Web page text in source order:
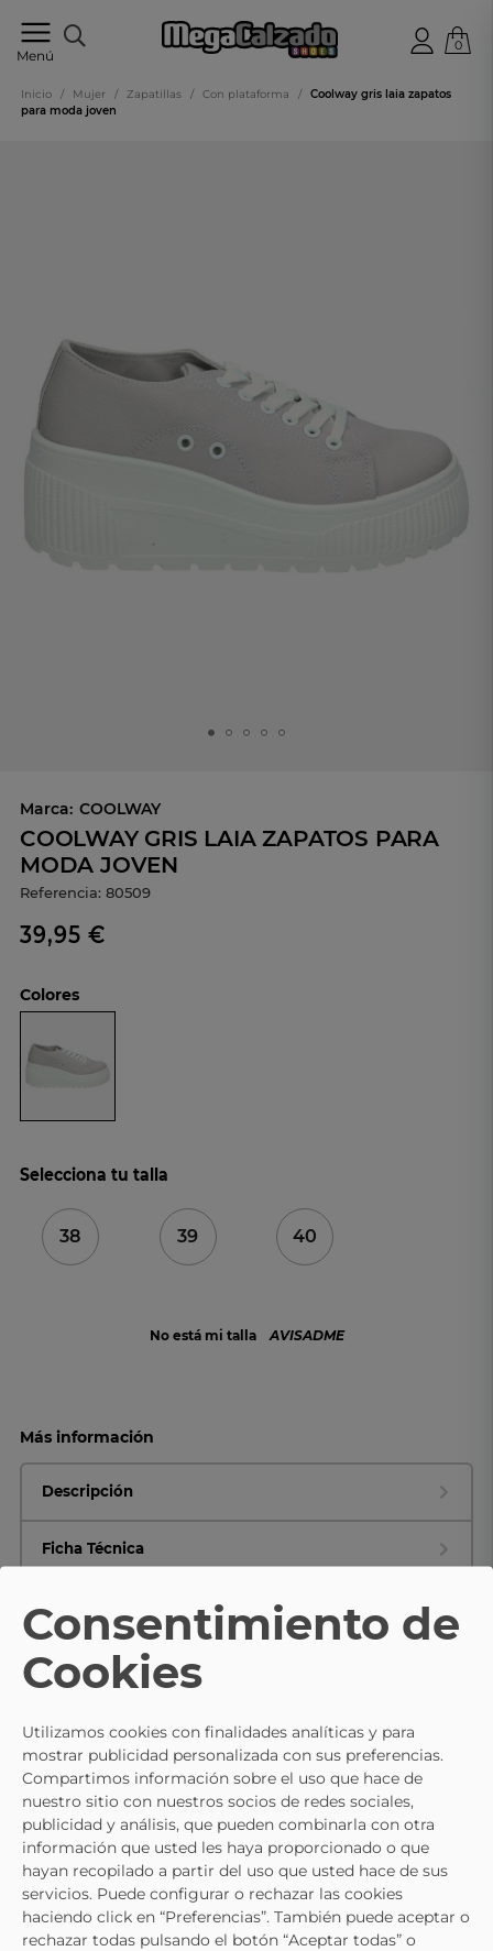
Menú
online
0
Inicio / Mujer / Zapatillas / Con plataforma /
Coolway gris laia zapatos
para moda joven
Marca: COOLWAY
COOLWAY GRIS LAIA ZAPATOS PARA
MODA JOVEN
Referencia: 80509
39,95 €
Colores
Selecciona tu talla
38 39 40
No está mi talla AVISADME
Más información
Descripción
Ficha Técnica
Composición y cuidados
Consentimiento de
Cookies
Utilizamos cookies con finalidades analíticas y para
mostrar publicidad personalizada con sus preferencias.
Compartimos información sobre el uso que hace de
nuestro sitio con nuestros socios de redes sociales,
publicidad y análisis, que pueden combinarla con otra
información que usted les haya proporcionado o que
hayan recopilado a partir del uso que usted hace de sus
servicios. Puede configurar o rechazar las cookies
haciendo click en “Preferencias”. También puede aceptar o
rechazar todas pulsando el botón “Aceptar todas” o